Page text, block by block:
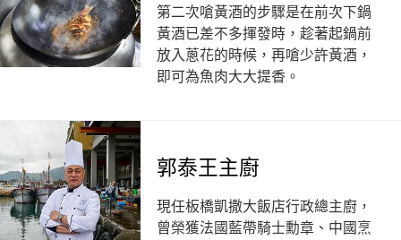
第二次嗆黃酒的步驟是在前次下鍋
黃酒已差不多揮發時，趁著起鍋前
放入蔥花的時候，再嗆少許黃酒，
即可為魚肉大大提香。
郭泰王主廚
現任板橋凱撒大飯店行政總主廚，
曾榮獲法國藍帶騎士勳章、中國烹